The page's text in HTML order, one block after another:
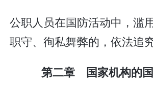
公职人员在国防活动中，滥
职守、徇私舞弊的，依法追
第二章 国家机构的